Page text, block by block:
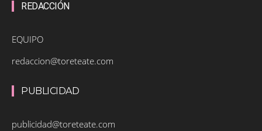
REDACCIÓN
EQUIPO
redaccion@toreteate.com
PUBLICIDAD
publicidad@toreteate.com